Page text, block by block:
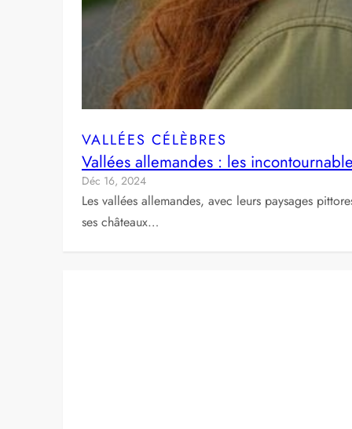
VALLÉES CÉLÈBRES
Vallées allemandes : les
Déc 16, 2024
Les vallées allemandes, avec leurs paysages
ses châteaux…